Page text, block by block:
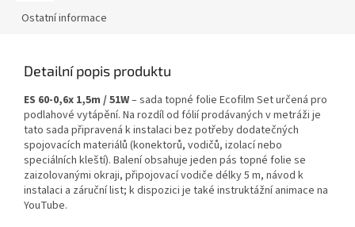
Ostatní informace
Detailní popis produktu
ES 60-0,6x 1,5m / 51W– sada topné folie Ecofilm Set určená pro
podlahové vytápění. Na rozdíl od fólií prodávaných v metráži je
tato sada připravená k instalaci bez potřeby dodatečných
spojovacích materiálů (konektorů, vodičů, izolací nebo
speciálních kleští). Balení obsahuje jeden pás topné folie se
zaizolovanými okraji, připojovací vodiče délky 5 m, návod k
instalaci a záruční list; k dispozici je také instruktážní animace na
YouTube.